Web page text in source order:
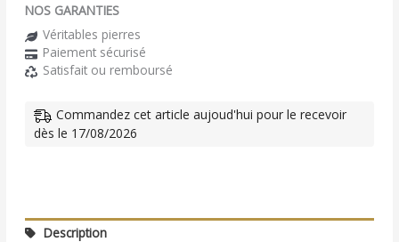
NOS GARANTIES
Véritables pierres
Paiement sécurisé
Satisfait ou remboursé
Commandez cet article aujoud'hui pour le recevoir
dès le 17/08/2026
Description